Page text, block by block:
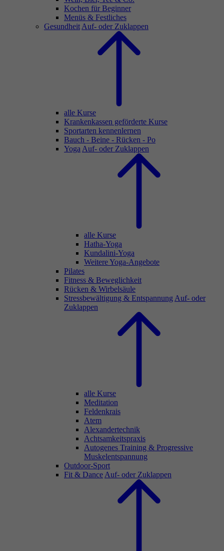
Kochen für Beginner
Menüs & Festliches
Gesundheit Auf- oder Zuklappen
alle Kurse
Krankenkassen geförderte Kurse
Sportarten kennenlernen
Bauch - Beine - Rücken - Po
Yoga Auf- oder Zuklappen
alle Kurse
Hatha-Yoga
Kundalini-Yoga
Weitere Yoga-Angebote
Pilates
Fitness & Beweglichkeit
Rücken & Wirbelsäule
Stressbewältigung & Entspannung Auf- oder
Zuklappen
alle Kurse
Meditation
Feldenkrais
Atem
Alexandertechnik
Achtsamkeitspraxis
Autogenes Training & Progressive
Muskelentspannung
Outdoor-Sport
Fit & Dance Auf- oder Zuklappen